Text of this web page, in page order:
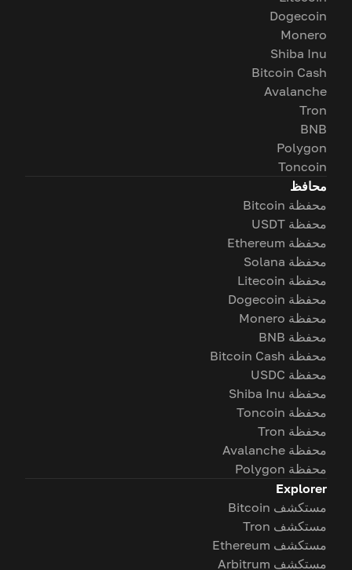
Dogecoin
Monero
Shiba Inu
Bitcoin Cash
Avalanche
Tron
BNB
Polygon
Toncoin
محافظ
محفظة Bitcoin
محفظة USDT
محفظة Ethereum
محفظة Solana
محفظة Litecoin
محفظة Dogecoin
محفظة Monero
محفظة BNB
محفظة Bitcoin Cash
محفظة USDC
محفظة Shiba Inu
محفظة Toncoin
محفظة Tron
محفظة Avalanche
محفظة Polygon
Explorer
مستكشف Bitcoin
مستكشف Tron
مستكشف Ethereum
مستكشف Arbitrum